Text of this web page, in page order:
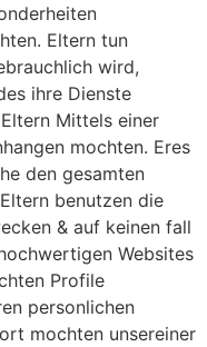
Eltern tun
wird,
ihre Dienste
Mittels einer
mochten. Eres
den gesamten
benutzen die
& auf keinen fall
Websites
Profile
personlichen
mochten unsereiner